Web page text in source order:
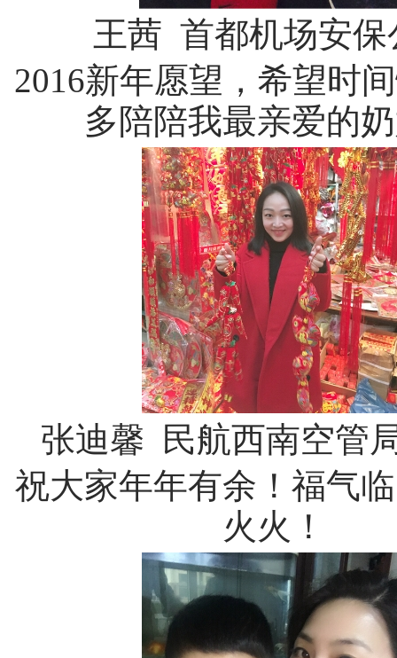
王茜 首都机场安保
2016新年愿望，希望时
多陪陪我最亲爱的
张迪馨 民航西南空管
祝大家年年有余！福气
火火！